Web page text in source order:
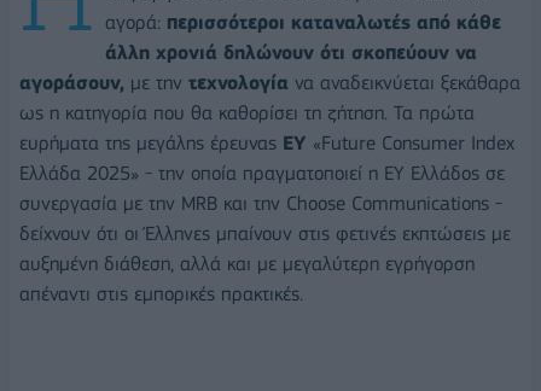
αγορά: περισσότεροι καταναλωτές από κάθε
άλλη χρονιά δηλώνουν ότι σκοπεύουν να
αγοράσουν, με την τεχνολογία να αναδεικνύεται ξεκάθαρα
ως η κατηγορία που θα καθορίσει τη ζήτηση. Τα πρώτα
ευρήματα της μεγάλης έρευνας EY «Future Consumer Index
Ελλάδα 2025» - την οποία πραγματοποιεί η EY Ελλάδος σε
συνεργασία με την MRB και την Choose Communications -
δείχνουν ότι οι Έλληνες μπαίνουν στις φετινές εκπτώσεις με
αυξημένη διάθεση, αλλά και με μεγαλύτερη εγρήγορση
απέναντι στις εμπορικές πρακτικές.